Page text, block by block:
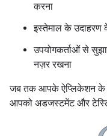
करना
इस्तेमाल के उदाहरण
उपयोगकर्ताओं से
नज़र रखना
जब तक आपके ऐप्लिकेशन के
आपको अडजस्टमेंट और